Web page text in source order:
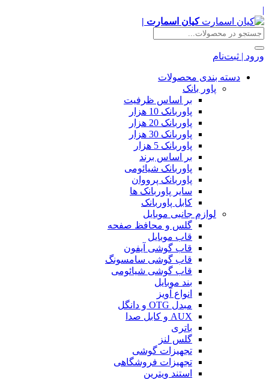
|
کیان اسمارت |
ورود | ثبت‌نام
دسته بندی محصولات
پاور بانک
بر اساس ظرفیت
پاوربانک 10 هزار
پاوربانک 20 هزار
پاوربانک 30 هزار
پاوربانک 5 هزار
بر اساس برند
پاوربانک شیائومی
پاوربانک پرووان
سایر پاوربانک ها
کابل پاوربانک
لوازم جانبی موبایل
گلس و محافظ صفحه
قاب موبایل
قاب گوشی آیفون
قاب گوشی سامسونگ
قاب گوشی شیائومی
بند موبایل
انواع آویز
مبدل OTG و دانگل
AUX و کابل صدا
باتری
گلس لنز
تجهیزات گوشی
تجهیزات فروشگاهی
استند ویترین